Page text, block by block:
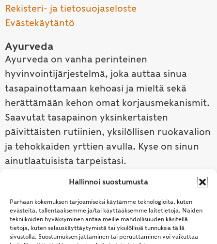
Hallinnoi suostumusta
Parhaan kokemuksen tarjoamiseksi käytämme teknologioita, kuten
evästeitä, tallentaaksemme ja/tai käyttääksemme laitetietoja. Näiden
tekniikoiden hyväksyminen antaa meille mahdollisuuden käsitellä
tietoja, kuten selauskäyttäytymistä tai yksilöllisiä tunnuksia tällä
sivustolla. Suostumuksen jättäminen tai peruuttaminen voi vaikuttaa
Rekisteri- ja tietosuojaseloste
Evästekäytäntö
Ayurveda
Ayurveda on vanha perinteinen
hyvinvointijärjestelmä, joka auttaa sinua
tasapainottamaan kehoasi ja mieltä sekä
herättämään kehon omat korjausmekanismit.
Saavutat tasapainon yksinkertaisten
päivittäisten rutiinien, yksilöllisen ruokavalion
ja tehokkaiden yrttien avulla. Kyse on sinun
ainutlaatuisista tarpeistasi.
Tutustu ayurvedaan →